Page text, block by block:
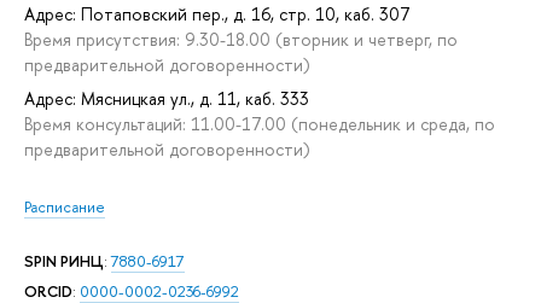
Адрес: Потаповский пер., д. 16, стр. 10, каб. 307
Время присутствия: 9.30-18.00 (вторник и четверг, по
предварительной договоренности)
Адрес: Мясницкая ул., д. 11, каб. 333
Время консультаций: 11.00-17.00 (понедельник и среда, по
предварительной договоренности)
Расписание
SPIN РИНЦ:7880-6917
ORCID: 0000-0002-0236-6992